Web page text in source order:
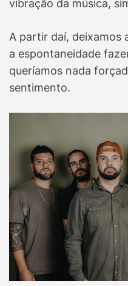
vibração da música,
A partir daí, deixamos
a espontaneidade
queríamos nada
sentimento.